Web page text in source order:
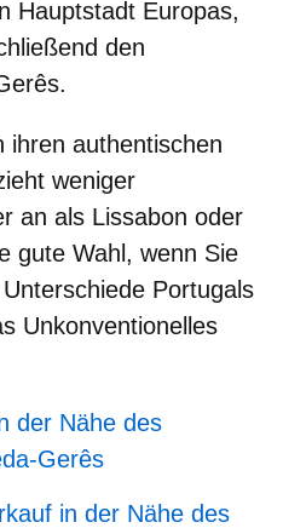
Hauptstadt Europas,
den
ihren authentischen
weniger
an als Lissabon oder
gute Wahl, wenn Sie
Portugals
Unkonventionelles
der Nähe des
Gerês
in der Nähe des